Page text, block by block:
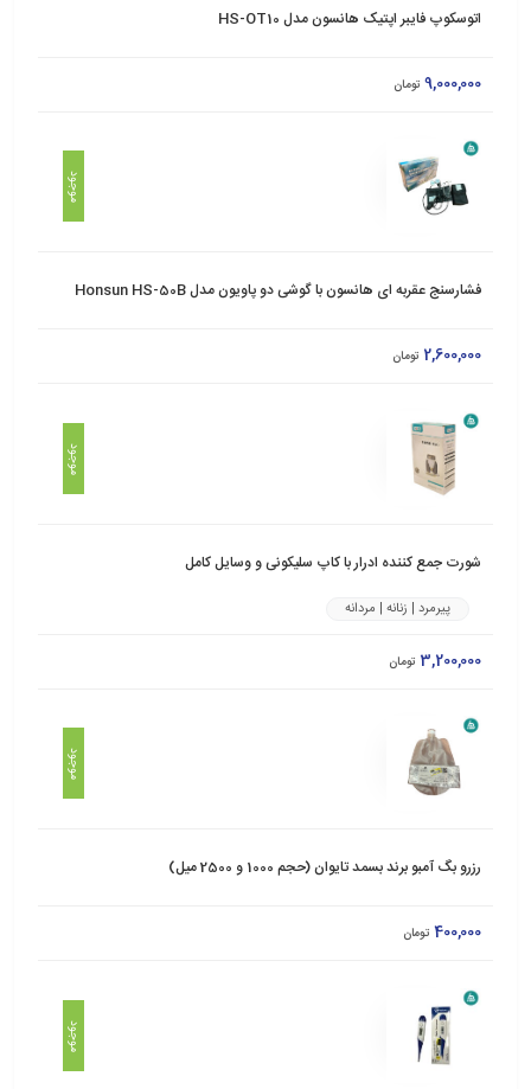
اتوسکوپ فایبر اپتیک هانسون مدل HS-OT10
9,000,000 تومان
موجود
فشارسنج عقربه ای هانسون با گوشی دو پاویون مدل Honsun HS-50B
2,600,000 تومان
موجود
شورت جمع کننده ادرار با کاپ سلیکونی و وسایل کامل
پیرمرد | زنانه | مردانه
3,200,000 تومان
موجود
رزرو بگ آمبو برند بسمد تایوان (حجم 1000 و 2500 میل)
400,000 تومان
موجود